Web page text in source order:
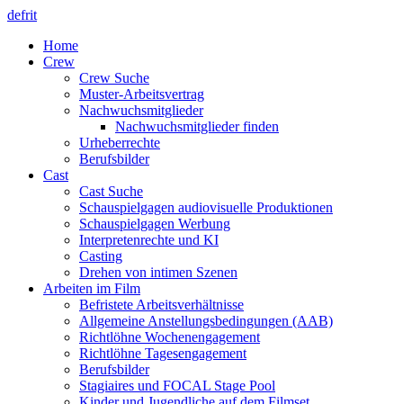
defrit
Home
Crew
Crew Suche
Muster-Arbeitsvertrag
Nachwuchsmitglieder
Nachwuchsmitglieder finden
Urheberrechte
Berufsbilder
Cast
Cast Suche
Schauspielgagen audiovisuelle Produktionen
Schauspielgagen Werbung
Interpretenrechte und KI
Casting
Drehen von intimen Szenen
Arbeiten im Film
Befristete Arbeitsverhältnisse
Allgemeine Anstellungsbedingungen (AAB)
Richtlöhne Wochenengagement
Richtlöhne Tagesengagement
Berufsbilder
Stagiaires und FOCAL Stage Pool